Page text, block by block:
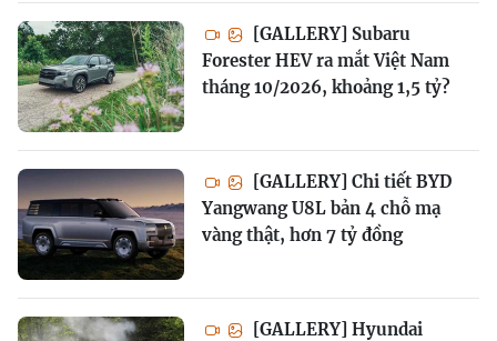
[GALLERY] Subaru
Forester HEV ra mắt Việt Nam
tháng 10/2026, khoảng 1,5 tỷ?
[GALLERY] Chi tiết BYD
Yangwang U8L bản 4 chỗ mạ
vàng thật, hơn 7 tỷ đồng
[GALLERY] Hyundai